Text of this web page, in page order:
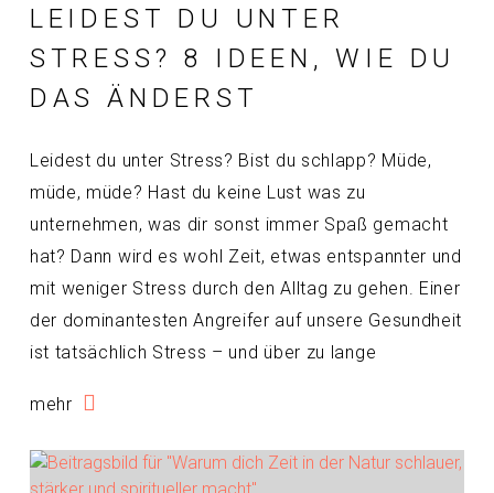
LEIDEST DU UNTER
STRESS? 8 IDEEN, WIE DU
DAS ÄNDERST
Leidest du unter Stress? Bist du schlapp? Müde,
müde, müde? Hast du keine Lust was zu
unternehmen, was dir sonst immer Spaß gemacht
hat? Dann wird es wohl Zeit, etwas entspannter und
mit weniger Stress durch den Alltag zu gehen. Einer
der dominantesten Angreifer auf unsere Gesundheit
ist tatsächlich Stress – und über zu lange
mehr